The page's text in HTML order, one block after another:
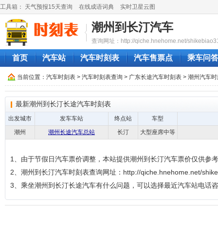
工具箱： 天气预报15天查询 在线成语词典 实时卫星云图
潮州到长汀汽车
查询网址：http://qiche.hnehome.net/
首页 汽车站 汽车时刻表 汽车售票点 乘车问答
当前位置： 汽车时刻表 > 汽车时刻表查询 > 广东长途汽车时刻表 > 潮州汽车
最新潮州到长汀长途汽车时刻表
出发城市 发车车站 终点站
车型
潮州
潮州长途汽车总站 长汀 大型座席中等
1、由于节假日汽车票价调整，本站提供潮州到长汀汽车票价仅供参
2、潮州到长汀汽车时刻表查询网址：http://qiche.hnehome.net/
3、乘坐潮州到长汀长途汽车有什么问题，可以选择最近汽车站电话